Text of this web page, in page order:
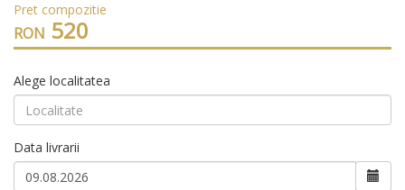
Pret compozitie
RON 520
Alege localitatea
Data livrarii